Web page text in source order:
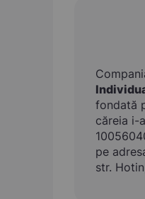
fondată
căreia i-
pe
str.